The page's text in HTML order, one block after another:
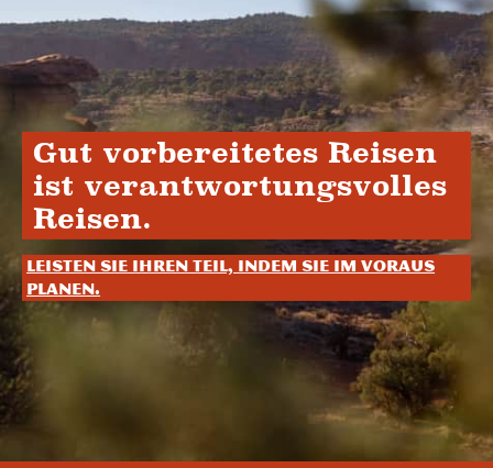
Gut vorbereitetes Reisen
ist verantwortungsvolles
Reisen.
Leisten Sie Ihren Teil, indem Sie im Voraus
planen.